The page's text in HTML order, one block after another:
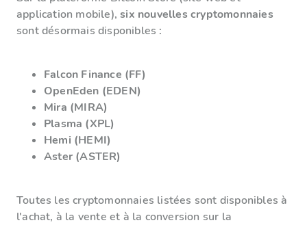
application mobile),six nouvelles cryptomonnaies
sont désormais disponibles :
Falcon Finance (FF)
OpenEden (EDEN)
Mira (MIRA)
Plasma (XPL)
Hemi (HEMI)
Aster (ASTER)
Toutes les cryptomonnaies listées sont disponibles à
l'achat, à la vente et à la conversion sur la